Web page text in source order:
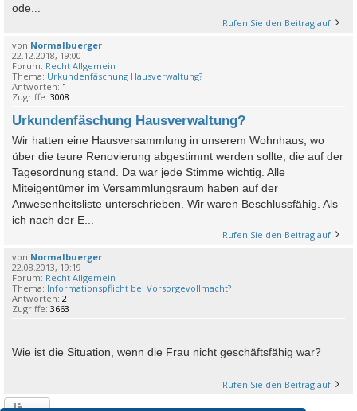
ode...
Rufen Sie den Beitrag auf
von Normalbuerger
22.12.2018, 19:00
Forum: Recht Allgemein
Thema: Urkundenfäschung Hausverwaltung?
Antworten: 1
Zugriffe: 3008
Urkundenfäschung Hausverwaltung?
Wir hatten eine Hausversammlung in unserem Wohnhaus, wo
über die teure Renovierung abgestimmt werden sollte, die auf der
Tagesordnung stand. Da war jede Stimme wichtig. Alle
Miteigentümer im Versammlungsraum haben auf der
Anwesenheitsliste unterschrieben. Wir waren Beschlussfähig. Als
ich nach der E...
Rufen Sie den Beitrag auf
von Normalbuerger
22.08.2013, 19:19
Forum: Recht Allgemein
Thema: Informationspflicht bei Vorsorgevollmacht?
Antworten: 2
Zugriffe: 3663
Wie ist die Situation, wenn die Frau nicht geschäftsfähig war?
Rufen Sie den Beitrag auf